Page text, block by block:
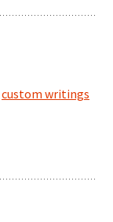
custom writings